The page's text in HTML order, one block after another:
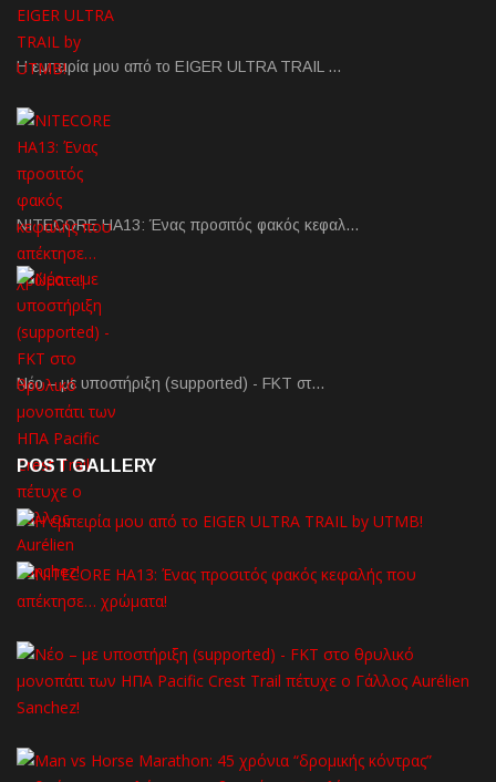
Η εμπειρία μου από το EIGER ULTRA TRAIL …
NITECORE HA13: Ένας προσιτός φακός κεφαλ…
Νέο – με υποστήριξη (supported) - FKT στ…
POST GALLERY